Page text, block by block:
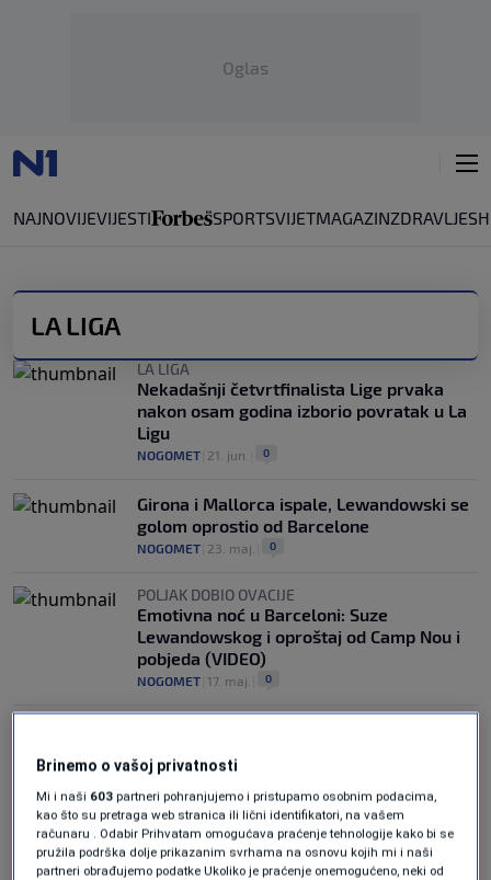
Oglas
NAJNOVIJEVIJESTI SPORTSVIJETMAGAZINZDRAVLJE
LA LIGA
LA LIGA
Nekadašnji četvrtfinalista Lige prvaka
nakon osam godina izborio povratak u La
Ligu
NOGOMET 21. jun. 0
Girona i Mallorca ispale, Lewandowski se
golom oprostio od Barcelone
NOGOMET 23. maj. 0
POLJAK DOBIO OVACIJE
Emotivna noć u Barceloni: Suze
Lewandowskog i oproštaj od Camp Nou i
pobjeda (VIDEO)
NOGOMET 17. maj. 0
Oglas
Brinemo o vašoj privatnosti
Mi i naši 603 partneri pohranjujemo i pristupamo osobnim podacima,
kao što su pretraga web stranica ili lični identifikatori, na vašem
računaru . Odabir Prihvatam omogućava praćenje tehnologije kako bi se
pružila podrška dolje prikazanim svrhama na osnovu kojih mi i naši
partneri obrađujemo podatke Ukoliko je praćenje onemogućeno, neki od